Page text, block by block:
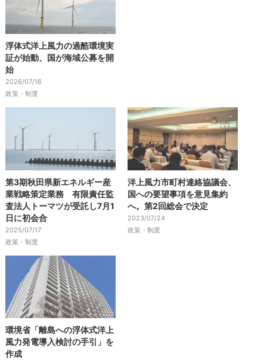
浮体式洋上風力の過酷環境実
証が始動、国が海域公募を開
始
2026/07/16
政策・制度
第3期秋田県新エネルギー産
業戦略策定業務 有限責任監
査法人トーマツが受託し7月1
日に初会合
2025/07/17
政策・制度
洋上風力市町村連絡協議会、
国への要望事項を意見集約
へ。第2回総会で決定
2023/07/24
政策・制度
環境省「離島への浮体式洋上
風力発電導入検討の手引」を
作成